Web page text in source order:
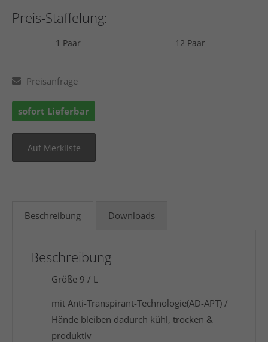
Preis-Staffelung:
1 Paar 12 Paar
Preisanfrage
sofort Lieferbar
Beschreibung Downloads
Beschreibung
Größe 9 / L
mit Anti-Transpirant-Technologie(AD-APT) /
Hände bleiben dadurch kühl, trocken &
produktiv